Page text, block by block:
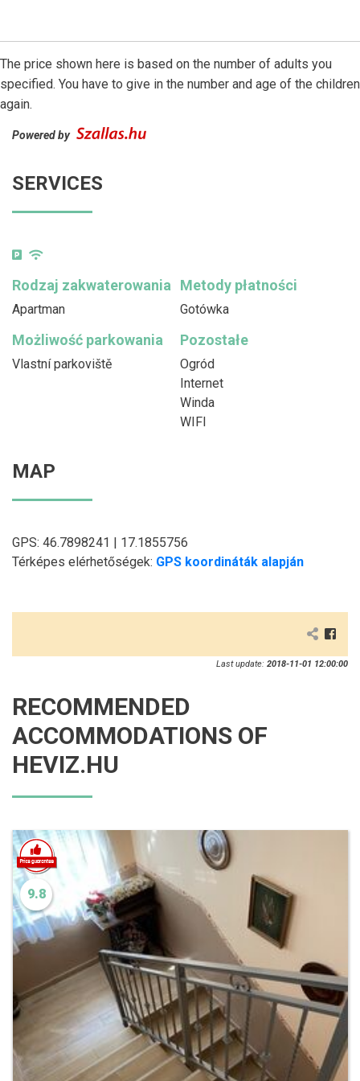
The price shown here is based on the number of adults you
specified. You have to give in the number and age of the children
again.
Powered by
SERVICES
Rodzaj zakwaterowania
Apartman
Metody płatności
Gotówka
Możliwość parkowania
Vlastní parkoviště
Pozostałe
Ogród
Internet
Winda
WIFI
MAP
GPS: 46.7898241 | 17.1855756
Térképes elérhetőségek: GPS koordináták alapján
Last update: 2018-11-01 12:00:00
RECOMMENDED
ACCOMMODATIONS OF
HEVIZ.HU
9.8